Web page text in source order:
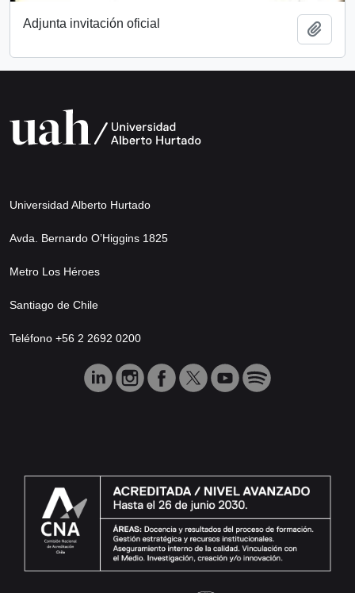
Adjunta invitación oficial
Universidad Alberto Hurtado
Avda. Bernardo O’Higgins 1825
Metro Los Héroes
Santiago de Chile
Teléfono +56 2 2692 0200